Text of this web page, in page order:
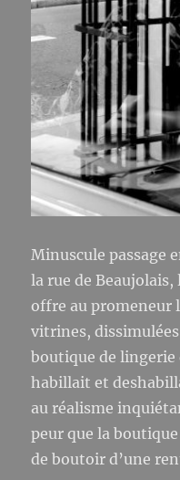
Minuscule passage
la rue de Beaujolais,
offre au promeneur
vitrines,
boutique de
habillait et
au réalisme
peur que la
de boutoir d’une